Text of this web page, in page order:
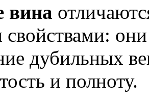
вина
свойствами:
дубильных
и полноту.